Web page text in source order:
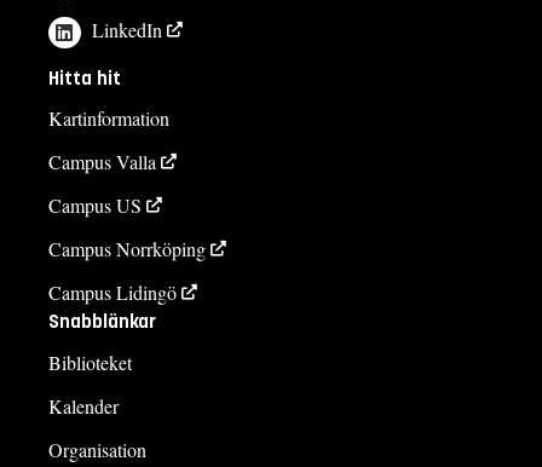
LinkedIn
Hitta hit
Kartinformation
Campus Valla
Campus US
Campus Norrköping
Campus Lidingö
Snabblänkar
Biblioteket
Kalender
Organisation